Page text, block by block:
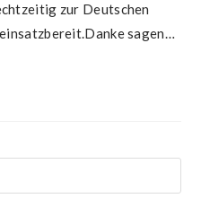
zur Deutschen
sagen…